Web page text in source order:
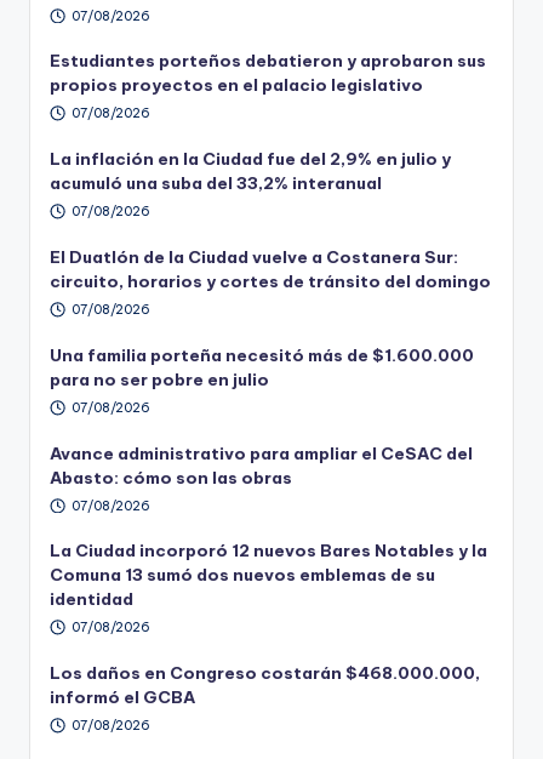
07/08/2026
Estudiantes porteños debatieron y aprobaron sus
propios proyectos en el palacio legislativo
07/08/2026
La inflación en la Ciudad fue del 2,9% en julio y
acumuló una suba del 33,2% interanual
07/08/2026
El Duatlón de la Ciudad vuelve a Costanera Sur:
circuito, horarios y cortes de tránsito del domingo
07/08/2026
Una familia porteña necesitó más de $1.600.000
para no ser pobre en julio
07/08/2026
Avance administrativo para ampliar el CeSAC del
Abasto: cómo son las obras
07/08/2026
La Ciudad incorporó 12 nuevos Bares Notables y la
Comuna 13 sumó dos nuevos emblemas de su
identidad
07/08/2026
Los daños en Congreso costarán $468.000.000,
informó el GCBA
07/08/2026